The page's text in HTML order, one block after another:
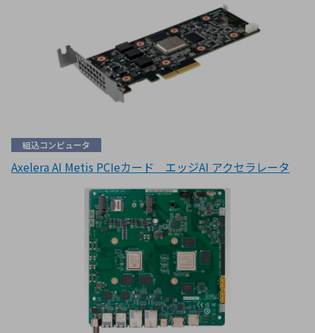
組込コンピュータ
Axelera AI Metis PCIeカード エッジAI アクセラレータ